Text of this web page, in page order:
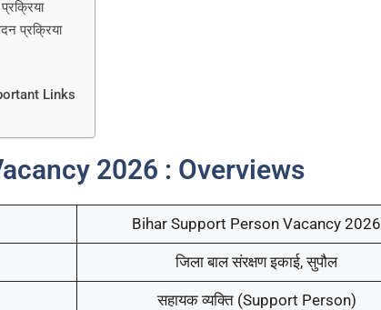
प्रक्रिया
Links
2026 : Overviews
Bihar Support Person Vacancy 2026
जिला बाल संरक्षण इकाई, सुपौल
सहायक व्यक्ति (Support Person)